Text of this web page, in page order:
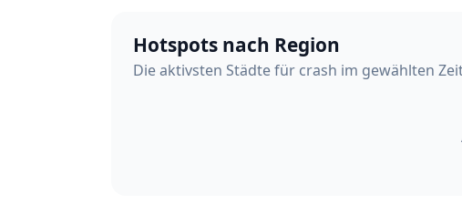
Hotspots nach Region
Die aktivsten Städte für crash im gewählten